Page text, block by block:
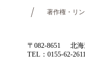
著作権・リ
〒082-8651
北
TEL：0155-62-